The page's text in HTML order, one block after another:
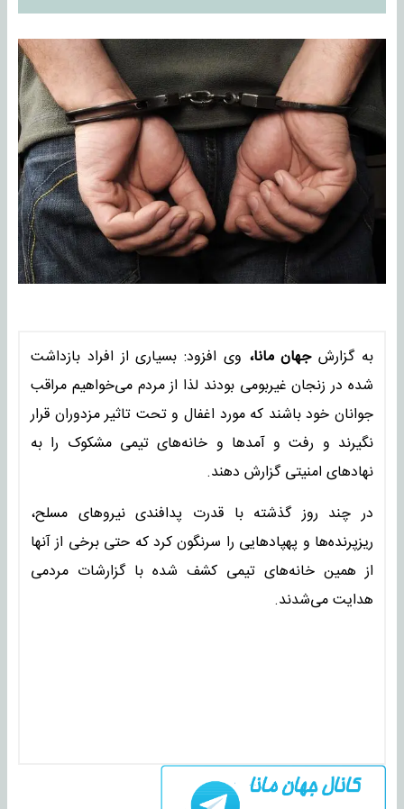
به گزارشجهان مانا، وی افزود: بسیاری از افراد بازداشت
شده در زنجان غیربومی بودند لذا از مردم ‌می‌خواهیم مراقب
جوانان خود باشند که مورد اغفال و تحت تاثیر مزدوران قرار
نگیرند و رفت و آمدها و خانه‌های تیمی مشکوک را به
نهادهای امنیتی گزارش دهند.
در چند روز گذشته با قدرت پدافندی نیروهای مسلح،
ریز‌پرنده‌ها و پهپادهایی را سرنگون کرد که حتی برخی از آنها
از همین خانه‌های تیمی کشف شده با گزارشات مردمی
هدایت می‌شدند.